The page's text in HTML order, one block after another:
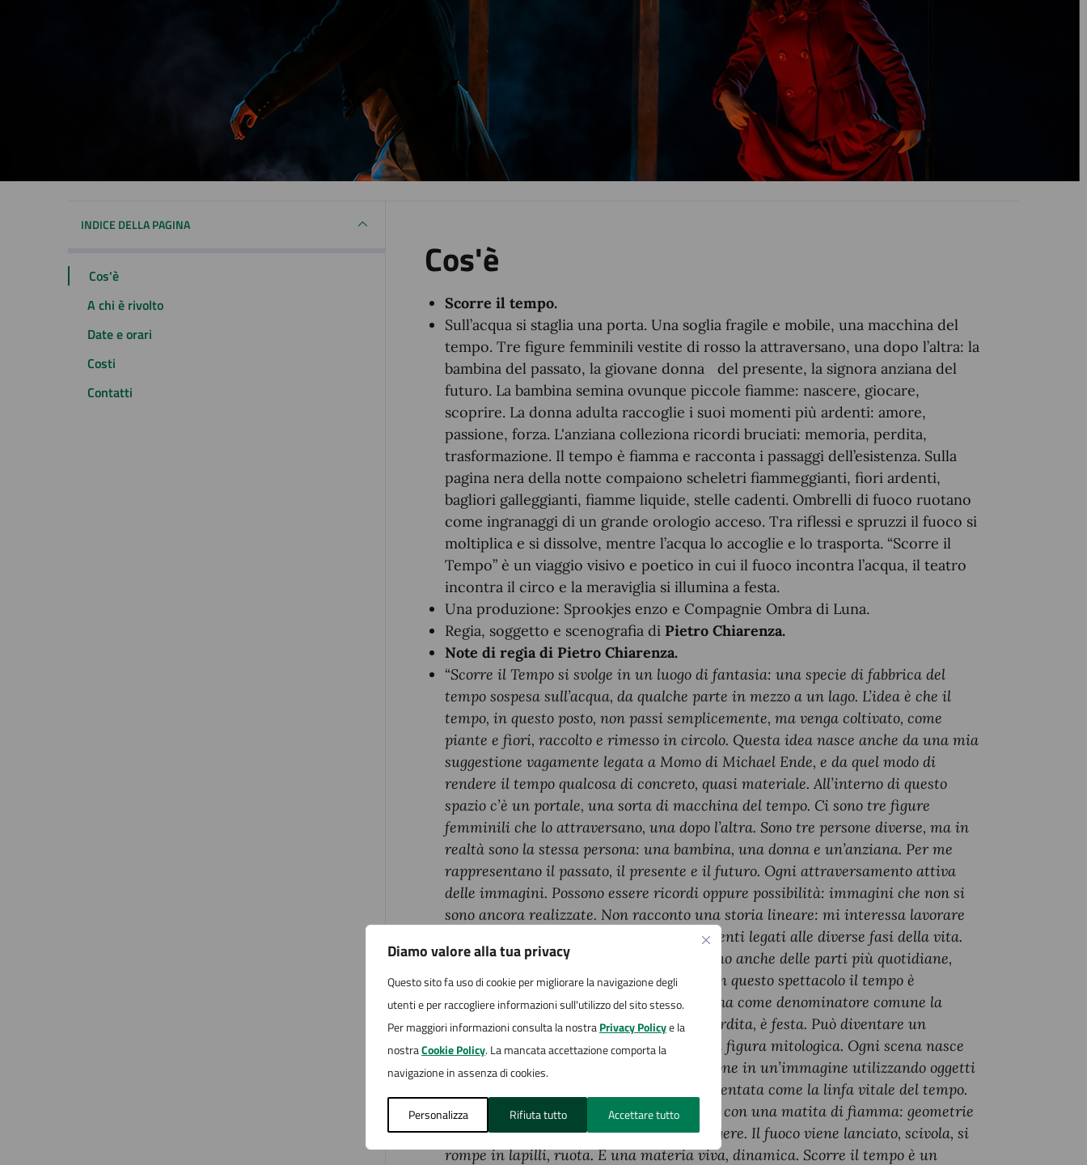
Diamo valore alla tua privacy
Questo sito fa uso di cookie per migliorare la navigazione degli
utenti e per raccogliere informazioni sull'utilizzo del sito stesso.
Per maggiori informazioni consulta la nostraPrivacy Policye la
nostraCookie Policy. La mancata accettazione comporta la
navigazione in assenza di cookies.
Personalizza Rifiuta tutto Accettare tutto
INDICE DELLA PAGINA
Cos'è
A chi è rivolto
Date e orari
Costi
Contatti
Cos'è
Scorre il tempo.
Sull’acqua si staglia una porta. Una soglia fragile e mobile, una macchina del
tempo. Tre figure femminili vestite di rosso la attraversano, una dopo l’altra: la
bambina del passato, la giovane donna del presente, la signora anziana del
futuro. La bambina semina ovunque piccole fiamme: nascere, giocare,
scoprire. La donna adulta raccoglie i suoi momenti più ardenti: amore,
passione, forza. L'anziana colleziona ricordi bruciati: memoria, perdita,
trasformazione. Il tempo è fiamma e racconta i passaggi dell’esistenza. Sulla
pagina nera della notte compaiono scheletri fiammeggianti, fiori ardenti,
bagliori galleggianti, fiamme liquide, stelle cadenti. Ombrelli di fuoco ruotano
come ingranaggi di un grande orologio acceso. Tra riflessi e spruzzi il fuoco si
moltiplica e si dissolve, mentre l’acqua lo accoglie e lo trasporta. “Scorre il
Tempo” è un viaggio visivo e poetico in cui il fuoco incontra l’acqua, il teatro
incontra il circo e la meraviglia si illumina a festa.
Una produzione: Sprookjes enzo e Compagnie Ombra di Luna.
Regia, soggetto e scenografia di Pietro Chiarenza.
Note di regia di Pietro Chiarenza.
“Scorre il Tempo si svolge in un luogo di fantasia: una specie di fabbrica del
tempo sospesa sull’acqua, da qualche parte in mezzo a un lago. L’idea è che il
tempo, in questo posto, non passi semplicemente, ma venga coltivato, come
piante e fiori, raccolto e rimesso in circolo. Questa idea nasce anche da una mia
suggestione vagamente legata a Momo di Michael Ende, e da quel modo di
rendere il tempo qualcosa di concreto, quasi materiale. All’interno di questo
spazio c’è un portale, una sorta di macchina del tempo. Ci sono tre figure
femminili che lo attraversano, una dopo l’altra. Sono tre persone diverse, ma in
realtà sono la stessa persona: una bambina, una donna e un’anziana. Per me
rappresentano il passato, il presente e il futuro. Ogni attraversamento attiva
delle immagini. Possono essere ricordi oppure possibilità: immagini che non si
sono ancora realizzate. Non racconto una storia lineare: mi interessa lavorare
per frammenti, per apparizioni, per momenti legati alle diverse fasi della vita.
Accanto a questi momenti specifici, ci sono anche delle parti più quotidiane,
legate alla vita nella fabbrica del tempo. In questo spettacolo il tempo è
rappresentato dal fuoco. Ogni immagine ha come denominatore comune la
fiamma. La fiamma è gioco, è amore, è perdita, è festa. Può diventare un
giardino fiorito, una figura danzante, una figura mitologica. Ogni scena nasce
da qui: dall’idea di trasformare un’emozione in un’immagine utilizzando oggetti
– sculture di fuoco. La fiamma viene presentata come la linfa vitale del tempo.
La notte diventa il foglio su cui disegnare con una matita di fiamma: geometrie
ardenti, scritte, animali, architetture leggere. Il fuoco viene lanciato, scivola, si
rompe in lapilli, ruota. È una materia viva, dinamica. Scorre il tempo è un